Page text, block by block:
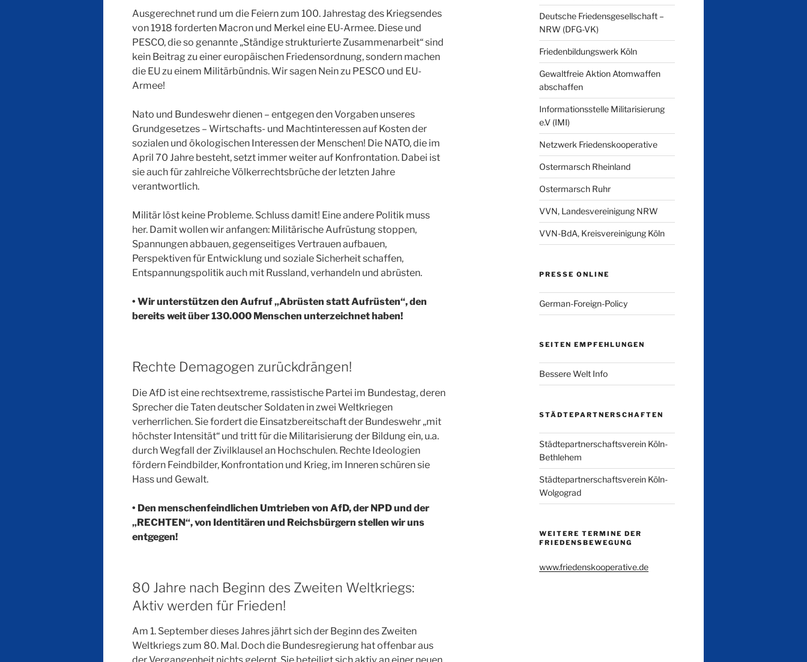
Ausgerechnet rund um die Feiern zum 100. Jahrestag des Kriegsendes
von 1918 forderten Macron und Merkel eine EU-Armee. Diese und
PESCO, die so genannte „Ständige strukturierte Zusammenarbeit“ sind
kein Beitrag zu einer europäischen Friedensordnung, sondern machen
die EU zu einem Militärbündnis. Wir sagen Nein zu PESCO und EU-
Armee!
Nato und Bundeswehr dienen – entgegen den Vorgaben unseres
Grundgesetzes – Wirtschafts- und Machtinteressen auf Kosten der
sozialen und ökologischen Interessen der Menschen! Die NATO, die im
April 70 Jahre besteht, setzt immer weiter auf Konfrontation. Dabei ist
sie auch für zahlreiche Völkerrechtsbrüche der letzten Jahre
verantwortlich.
Militär löst keine Probleme. Schluss damit! Eine andere Politik muss
her. Damit wollen wir anfangen: Militärische Aufrüstung stoppen,
Spannungen abbauen, gegenseitiges Vertrauen aufbauen,
Perspektiven für Entwicklung und soziale Sicherheit schaffen,
Entspannungspolitik auch mit Russland, verhandeln und abrüsten.
• Wir unterstützen den Aufruf „Abrüsten statt Aufrüsten“, den
bereits weit über 130.000 Menschen unterzeichnet haben!
Rechte Demagogen zurückdrängen!
Die AfD ist eine rechtsextreme, rassistische Partei im Bundestag, deren
Sprecher die Taten deutscher Soldaten in zwei Weltkriegen
verherrlichen. Sie fordert die Einsatzbereitschaft der Bundeswehr „mit
höchster Intensität“ und tritt für die Militarisierung der Bildung ein, u.a.
durch Wegfall der Zivilklausel an Hochschulen. Rechte Ideologien
fördern Feindbilder, Konfrontation und Krieg, im Inneren schüren sie
Hass und Gewalt.
• Den menschenfeindlichen Umtrieben von AfD, der NPD und der
„RECHTEN“, von Identitären und Reichsbürgern stellen wir uns
entgegen!
80 Jahre nach Beginn des Zweiten Weltkriegs:
Aktiv werden für Frieden!
Am 1. September dieses Jahres jährt sich der Beginn des Zweiten
Weltkriegs zum 80. Mal. Doch die Bundesregierung hat offenbar aus
Deutsche Friedensgesellschaft –
NRW (DFG-VK)
Friedenbildungswerk Köln
Gewaltfreie Aktion Atomwaffen
abschaffen
Informationsstelle Militarisierung
e.V (IMI)
Netzwerk Friedenskooperative
Ostermarsch Rheinland
Ostermarsch Ruhr
VVN, Landesvereinigung NRW
VVN-BdA, Kreisvereinigung Köln
PRESSE ONLINE
German-Foreign-Policy
SEITEN EMPFEHLUNGEN
Bessere Welt Info
STÄDTEPARTNERSCHAFTEN
Städtepartnerschaftsverein Köln-
Bethlehem
Städtepartnerschaftsverein Köln-
Wolgograd
WEITERE TERMINE DER
FRIEDENSBEWEGUNG
www.friedenskooperative.de